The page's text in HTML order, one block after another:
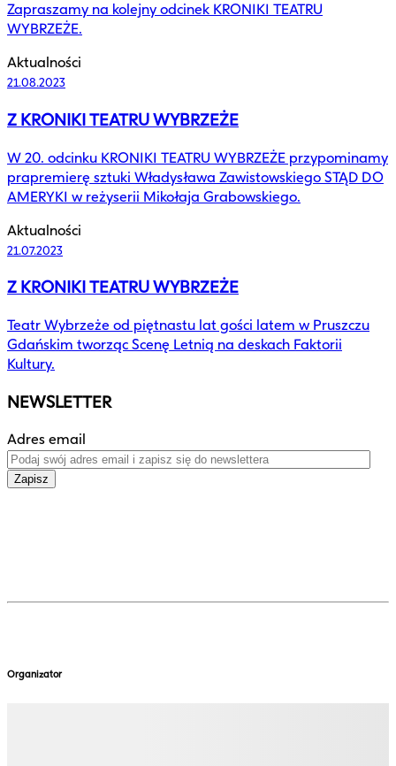
Zapraszamy na kolejny odcinek KRONIKI TEATRU
WYBRZEŻE.
Aktualności
21.08.2023
Z KRONIKI TEATRU WYBRZEŻE
W 20. odcinku KRONIKI TEATRU WYBRZEŻE przypominamy
prapremierę sztuki Władysława Zawistowskiego STĄD DO
AMERYKI w reżyserii Mikołaja Grabowskiego.
Aktualności
21.07.2023
Z KRONIKI TEATRU WYBRZEŻE
Teatr Wybrzeże od piętnastu lat gości latem w Pruszczu
Gdańskim tworząc Scenę Letnią na deskach Faktorii
Kultury.
NEWSLETTER
Adres email
Zapisz
Organizator